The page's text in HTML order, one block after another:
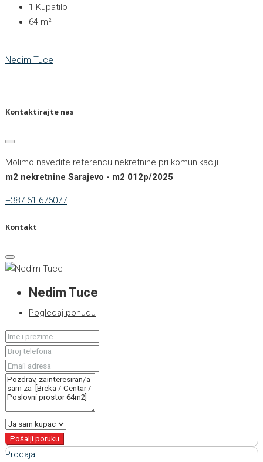
1 Kupatilo
64 m²
Nedim Tuce
Kontaktirajte nas
Molimo navedite referencu nekretnine pri komunikaciji
m2 nekretnine Sarajevo - m2 012p/2025
+387 61 676077
Kontakt
Nedim Tuce
Pogledaj ponudu
Pošalji poruku
Prodaja